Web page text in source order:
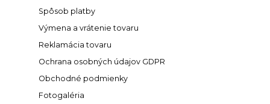
Spôsob platby
Výmena a vrátenie tovaru
Reklamácia tovaru
Ochrana osobných údajov GDPR
Obchodné podmienky
Fotogaléria